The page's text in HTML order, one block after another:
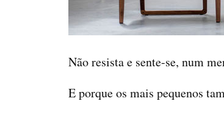
Não resista e sente-se, num
E porque os mais pequenos